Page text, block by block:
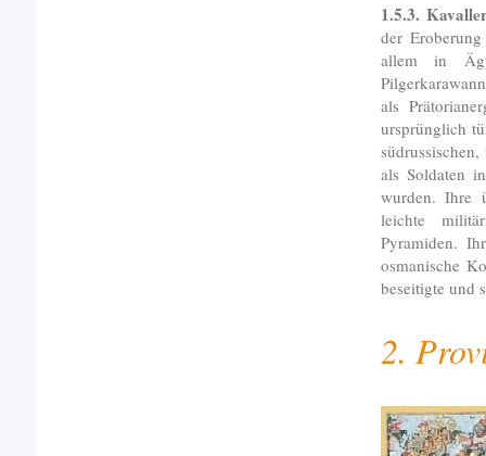
1.5.3.
der
allem in
als
ursprünglich
als Soldaten
wurden. Ihre
leichte
Pyramiden.
osmanische
beseitigte und
2.